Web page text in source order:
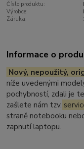
Číslo produktu:
Výrobce:
Záruka:
Informace o
Nový, nepoužitý,
níže uvedenými
pochybností, zdali je
zašlete nám tzv.
straně notebooku
zapnutí laptopu.